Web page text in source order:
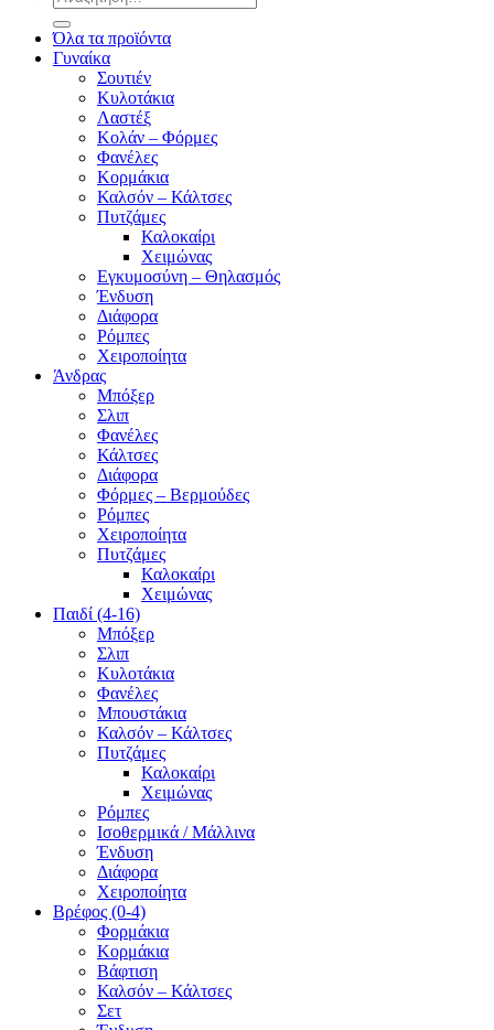
για:
Όλα τα προϊόντα
Γυναίκα
Σουτιέν
Κυλοτάκια
Λαστέξ
Κολάν – Φόρμες
Φανέλες
Κορμάκια
Καλσόν – Κάλτσες
Πυτζάμες
Καλοκαίρι
Χειμώνας
Εγκυμοσύνη – Θηλασμός
Ένδυση
Διάφορα
Ρόμπες
Χειροποίητα
Άνδρας
Μπόξερ
Σλιπ
Φανέλες
Κάλτσες
Διάφορα
Φόρμες – Βερμούδες
Ρόμπες
Χειροποίητα
Πυτζάμες
Καλοκαίρι
Χειμώνας
Παιδί (4-16)
Μπόξερ
Σλιπ
Κυλοτάκια
Φανέλες
Μπουστάκια
Καλσόν – Κάλτσες
Πυτζάμες
Καλοκαίρι
Χειμώνας
Ρόμπες
Ισοθερμικά / Μάλλινα
Ένδυση
Διάφορα
Χειροποίητα
Βρέφος (0-4)
Φορμάκια
Κορμάκια
Βάφτιση
Καλσόν – Κάλτσες
Σετ